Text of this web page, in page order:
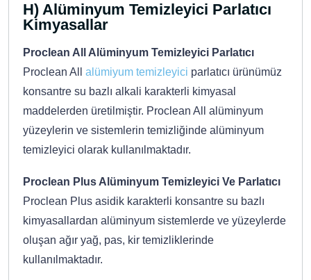
H) Alüminyum Temizleyici Parlatıcı
Kimyasallar
Proclean All Alüminyum Temizleyici Parlatıcı
Proclean All alümiyum temizleyici parlatıcı ürünümüz
konsantre su bazlı alkali karakterli kimyasal
maddelerden üretilmiştir. Proclean All alüminyum
yüzeylerin ve sistemlerin temizliğinde alüminyum
temizleyici olarak kullanılmaktadır.
Proclean Plus Alüminyum Temizleyici Ve Parlatıcı
Proclean Plus asidik karakterli konsantre su bazlı
kimyasallardan alüminyum sistemlerde ve yüzeylerde
oluşan ağır yağ, pas, kir temizliklerinde
kullanılmaktadır.